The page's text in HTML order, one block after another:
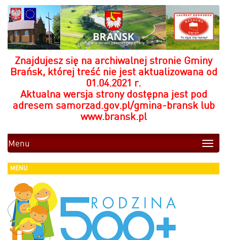
Znajdujesz się na archiwalnej stronie Gminy
Brańsk, której treść nie jest aktualizowana od
01.04.2021 r.
Aktualna wersja strony dostępna jest pod
adresem samorzad.gov.pl/gmina-bransklub
www.bransk.pl
Toggle
Menu
MENU